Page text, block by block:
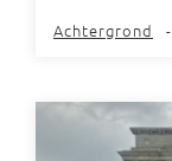
Achtergrond -